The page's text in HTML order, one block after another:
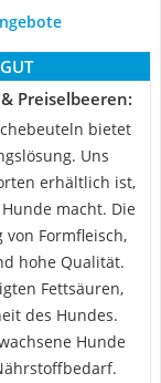
Preiselbeeren:
bietet
Uns
erhältlich ist,
macht. Die
Formfleisch,
hohe Qualität.
Fettsäuren,
des Hundes.
Hunde